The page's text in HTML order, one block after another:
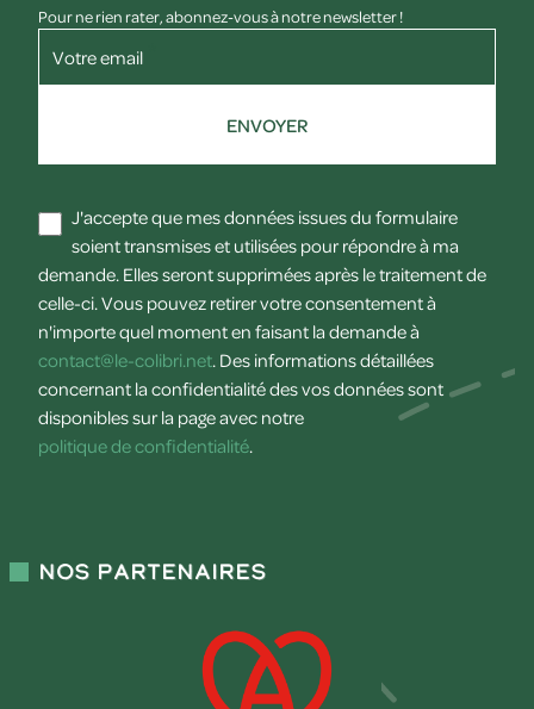
Pour ne rien rater, abonnez-vous à notre newsletter !
Votre email
ENVOYER
J'accepte que mes données issues du formulaire
soient transmises et utilisées pour répondre à ma
demande. Elles seront supprimées après le traitement de
celle-ci. Vous pouvez retirer votre consentement à
n'importe quel moment en faisant la demande à
contact@le-colibri.net. Des informations détaillées
concernant la confidentialité des vos données sont
disponibles sur la page avec notre
politique de confidentialité.
Nos partenaires